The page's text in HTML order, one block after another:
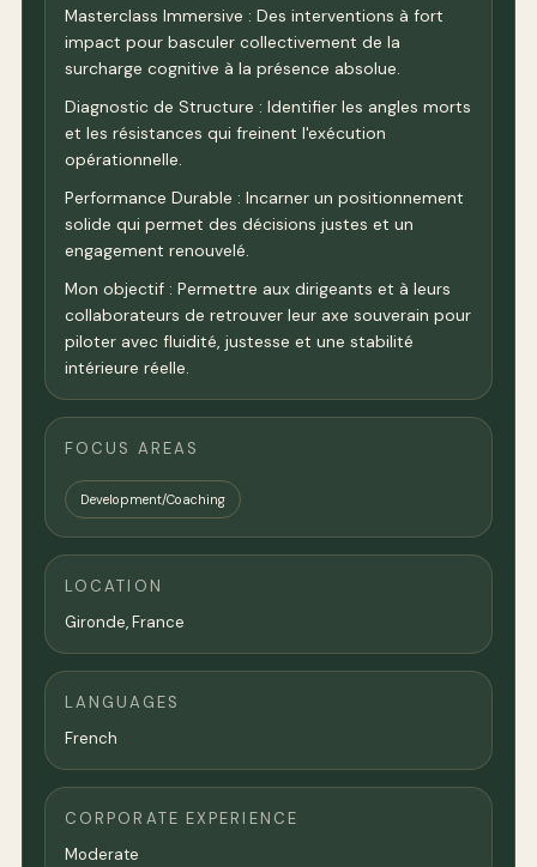
Masterclass Immersive : Des interventions à fort
impact pour basculer collectivement de la
surcharge cognitive à la présence absolue.
Diagnostic de Structure : Identifier les angles morts
et les résistances qui freinent l'exécution
opérationnelle.
Performance Durable : Incarner un positionnement
solide qui permet des décisions justes et un
engagement renouvelé.
Mon objectif : Permettre aux dirigeants et à leurs
collaborateurs de retrouver leur axe souverain pour
piloter avec fluidité, justesse et une stabilité
intérieure réelle.
FOCUS AREAS
Development/Coaching
LOCATION
Gironde,France
LANGUAGES
French
CORPORATE EXPERIENCE
Moderate